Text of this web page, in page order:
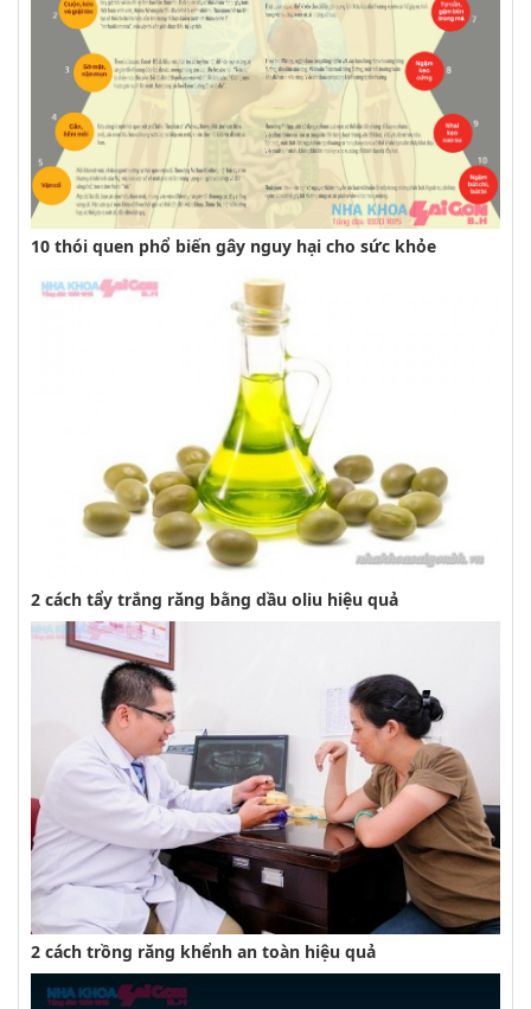
10 thói quen phổ biến gây nguy hại cho sức khỏe
2 cách tẩy trắng răng bằng dầu oliu hiệu quả
2 cách trồng răng khểnh an toàn hiệu quả